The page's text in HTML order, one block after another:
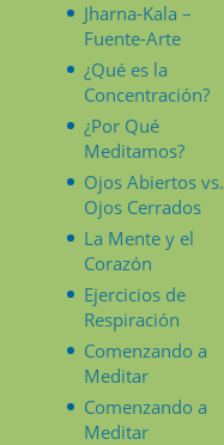
Jharna-Kala –
Fuente-Arte
¿Qué es la
Concentración?
¿Por Qué
Meditamos?
Ojos Abiertos vs.
Ojos Cerrados
La Mente y el
Corazón
Ejercicios de
Respiración
Comenzando a
Meditar
Comenzando a
Meditar